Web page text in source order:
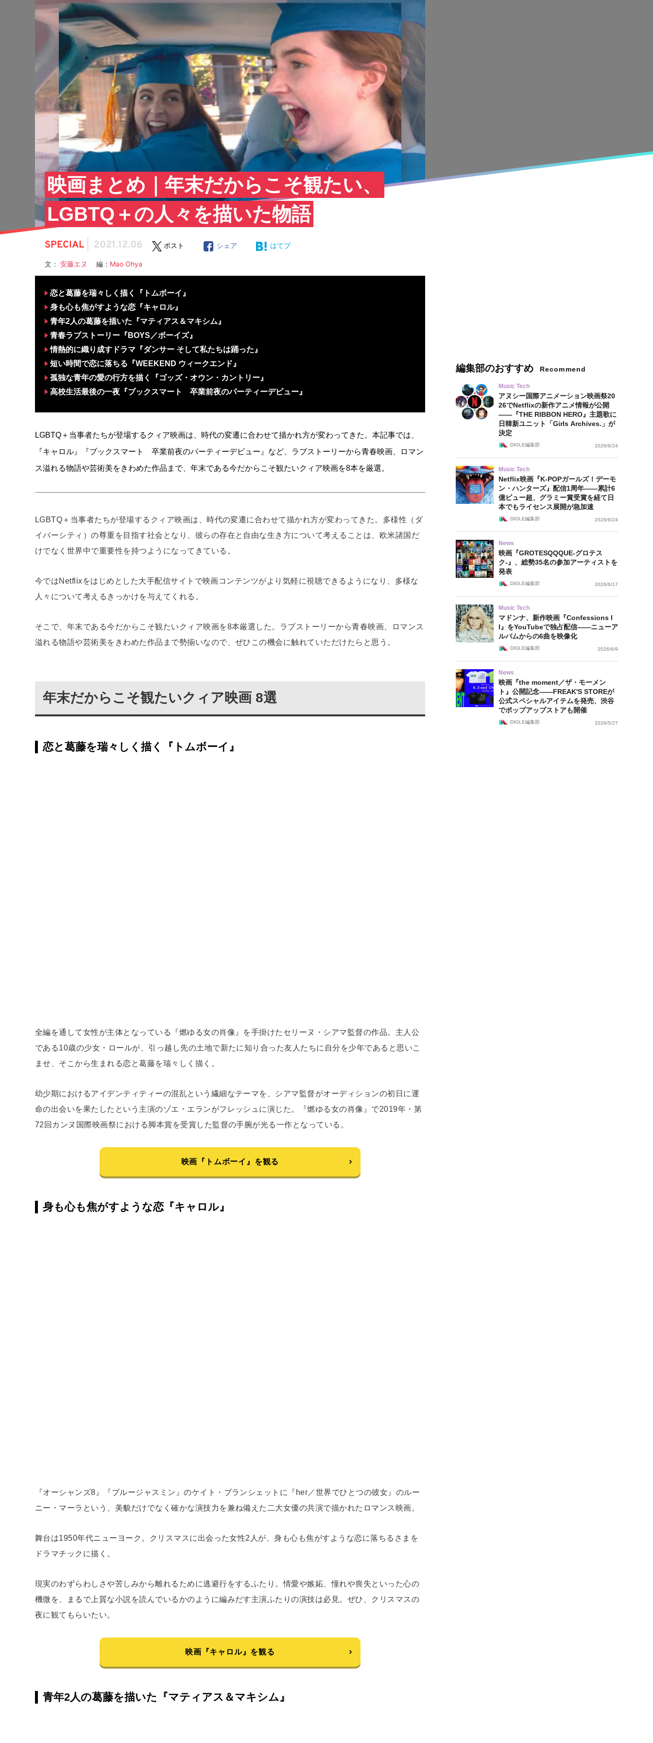
映画まとめ｜年末だからこそ観たい、
LGBTQ＋の人々を描いた物語
SPECIAL 2021.12.06 ポスト シェア はてブ
文： 安藤エヌ 編： Mao Ohya
恋と葛藤を瑞々しく描く『トムボーイ』
身も心も焦がすような恋『キャロル』
青年2人の葛藤を描いた『マティアス＆マキシム』
青春ラブストーリー『BOYS／ボーイズ』
情熱的に織り成すドラマ『ダンサー そして私たちは踊った』
短い時間で恋に落ちる『WEEKEND ウィークエンド』
孤独な青年の愛の行方を描く『ゴッズ・オウン・カントリー』
高校生活最後の一夜『ブックスマート 卒業前夜のパーティーデビュー』
LGBTQ＋当事者たちが登場するクィア映画は、時代の変遷に合わせて描かれ方が変わってきた。本記事では、
『キャロル』『ブックスマート 卒業前夜のパーティーデビュー』など、ラブストーリーから青春映画、ロマン
ス溢れる物語や芸術美をきわめた作品まで、年末である今だからこそ観たいクィア映画を8本を厳選。
LGBTQ＋当事者たちが登場するクィア映画は、時代の変遷に合わせて描かれ方が変わってきた。多様性（ダ
イバーシティ）の尊重を目指す社会となり、彼らの存在と自由な生き方について考えることは、欧米諸国だ
けでなく世界中で重要性を持つようになってきている。
今ではNetflixをはじめとした大手配信サイトで映画コンテンツがより気軽に視聴できるようになり、多様な
人々について考えるきっかけを与えてくれる。
そこで、年末である今だからこそ観たいクィア映画を8本厳選した。ラブストーリーから青春映画、ロマンス
溢れる物語や芸術美をきわめた作品まで勢揃いなので、ぜひこの機会に触れていただけたらと思う。
年末だからこそ観たいクィア映画 8選
恋と葛藤を瑞々しく描く『トムボーイ』
全編を通して女性が主体となっている『燃ゆる女の肖像』を手掛けたセリーヌ・シアマ監督の作品。主人公
である10歳の少女・ロールが、引っ越し先の土地で新たに知り合った友人たちに自分を少年であると思いこ
ませ、そこから生まれる恋と葛藤を瑞々しく描く。
幼少期におけるアイデンティティーの混乱という繊細なテーマを、シアマ監督がオーディションの初日に運
命の出会いを果たしたという主演のゾエ・エランがフレッシュに演じた。『燃ゆる女の肖像』で2019年・第
72回カンヌ国際映画祭における脚本賞を受賞した監督の手腕が光る一作となっている。
映画『トムボーイ』を観る
身も心も焦がすような恋『キャロル』
『オーシャンズ8』『ブルージャスミン』のケイト・ブランシェットに『her／世界でひとつの彼女』のルー
ニー・マーラという、美貌だけでなく確かな演技力を兼ね備えた二大女優の共演で描かれたロマンス映画。
舞台は1950年代ニューヨーク。クリスマスに出会った女性2人が、身も心も焦がすような恋に落ちるさまを
ドラマチックに描く。
現実のわずらわしさや苦しみから離れるために逃避行をするふたり。情愛や嫉妬、憧れや喪失といった心の
機微を、まるで上質な小説を読んでいるかのように編みだす主演ふたりの演技は必見。ぜひ、クリスマスの
夜に観てもらいたい。
映画『キャロル』を観る
青年2人の葛藤を描いた『マティアス＆マキシム』
編集部のおすすめ Recommend
Music Tech
アヌシー国際アニメーション映画祭20
26でNetflixの新作アニメ情報が公開
——『THE RIBBON HERO』主題歌に
日韓新ユニット「Girls Archives.」が
決定
DIGLE編集部 2026/6/24
Music Tech
Netflix映画『K-POPガールズ！デーモ
ン・ハンターズ』配信1周年——累計6
億ビュー超、グラミー賞受賞を経て日
本でもライセンス展開が急加速
DIGLE編集部 2026/6/24
News
映画『GROTESQQQUE-グロテス
ク-』、総勢35名の参加アーティストを
発表
DIGLE編集部 2026/6/17
Music Tech
マドンナ、新作映画『Confessions I
I』をYouTubeで独占配信——ニューア
ルバムからの6曲を映像化
DIGLE編集部 2026/6/9
News
映画『the moment／ザ・モーメン
ト』公開記念——FREAK'S STOREが
公式スペシャルアイテムを発売、渋谷
でポップアップストアも開催
DIGLE編集部 2026/5/27